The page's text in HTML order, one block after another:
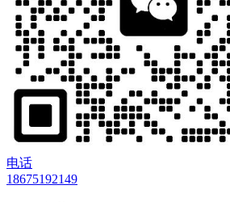
电话
18675192149